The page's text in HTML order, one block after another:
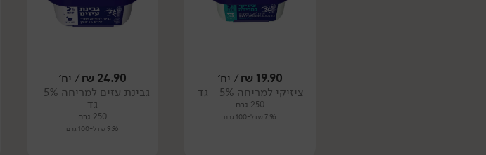
19.90
₪/ יח׳
ציזיקי למריחה 5% - גד
250 גרם
7.96 ₪ ל-100 גרם
24.90
₪/ יח׳
גבינת עזים למריחה 5% -
גד
250 גרם
9.96 ₪ ל-100 גרם